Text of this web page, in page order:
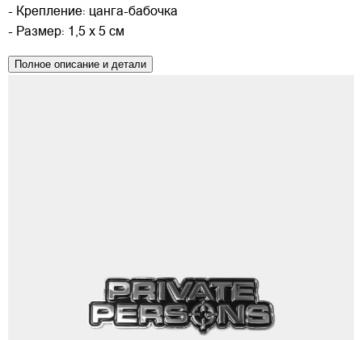
- Крепление: цанга-бабочка
- Размер: 1,5 х 5 см
Полное описание и детали